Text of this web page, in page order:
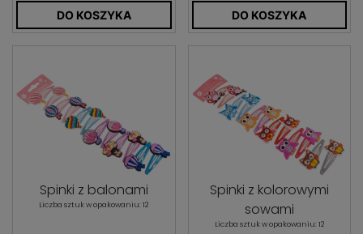
DO KOSZYKA DO KOSZYKA
Spinki z balonami
Liczba sztuk w opakowaniu: 12
Spinki z kolorowymi
sowami
Liczba sztuk w opakowaniu: 12